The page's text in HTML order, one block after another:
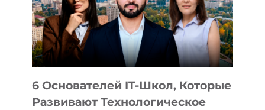
УСТРОЙСТВА
ОТ
OPENAI
6 Основателей IT-Школ, Которые
Развивают Технологическое